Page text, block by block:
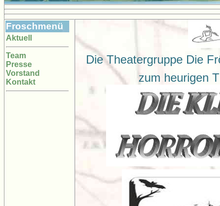
Froschmenü
Aktuell
Team
Presse
Vorstand
Kontakt
Die Theatergruppe Die
zum heurigen